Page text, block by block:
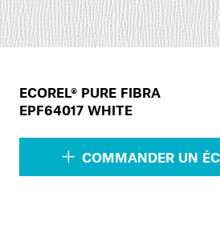
ECOREL® PURE FIBRA
EPF64017 WHITE
COMMANDER UN